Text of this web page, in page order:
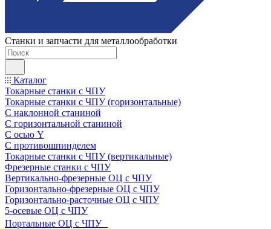
Станки и запчасти для металлообработки
Каталог
Токарные станки с ЧПУ
Токарные станки с ЧПУ (горизонтальные)
С наклонной станиной
С горизонтальной станиной
С осью Y
С противошпинделем
Токарные станки с ЧПУ (вертикальные)
Фрезерные станки с ЧПУ
Вертикально-фрезерные ОЦ с ЧПУ
Горизонтально-фрезерные ОЦ с ЧПУ
Горизонтально-расточные ОЦ с ЧПУ
5-осевые ОЦ с ЧПУ
Портальные ОЦ с ЧПУ